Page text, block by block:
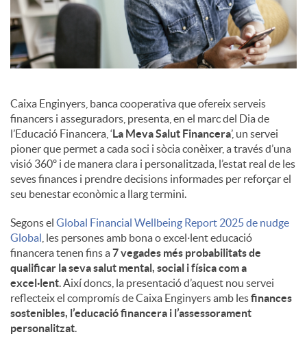
Caixa Enginyers, banca cooperativa que ofereix serveis
financers i asseguradors, presenta, en el marc del Dia de
l’Educació Financera, ‘La Meva Salut Financera’, un servei
pioner que permet a cada soci i sòcia conèixer, a través d’una
visió 360º i de manera clara i personalitzada, l’estat real de les
seves finances i prendre decisions informades per reforçar el
seu benestar econòmic a llarg termini.
Segons el Global Financial Wellbeing Report 2025 de nudge
Global , les persones amb bona o excel·lent educació
financera tenen fins a7 vegades més probabilitats de
qualificar la seva salut mental, social i física com a
excel·lent. Així doncs, la presentació d’aquest nou servei
reflecteix el compromís de Caixa Enginyers amb lesfinances
sostenibles, l’educació financera i l’assessorament
personalitzat.